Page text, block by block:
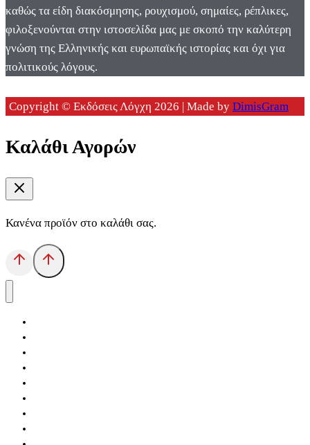
καθώς τα είδη διακόσμησης, ρουχισμού, σημαίες, ρέπλικες,
φιλοξενούνται στην ιστοσελίδα μας με σκοπό την καλύτερη
γνώση της Ελληνικής και ευρωπαϊκής ιστορίας και όχι για
πολιτικούς λόγους.
Copyright © Εκδόσεις Λόγχη 2026 | Made by DimisGram
Καλάθι Αγορών
Κανένα προϊόν στο καλάθι σας.